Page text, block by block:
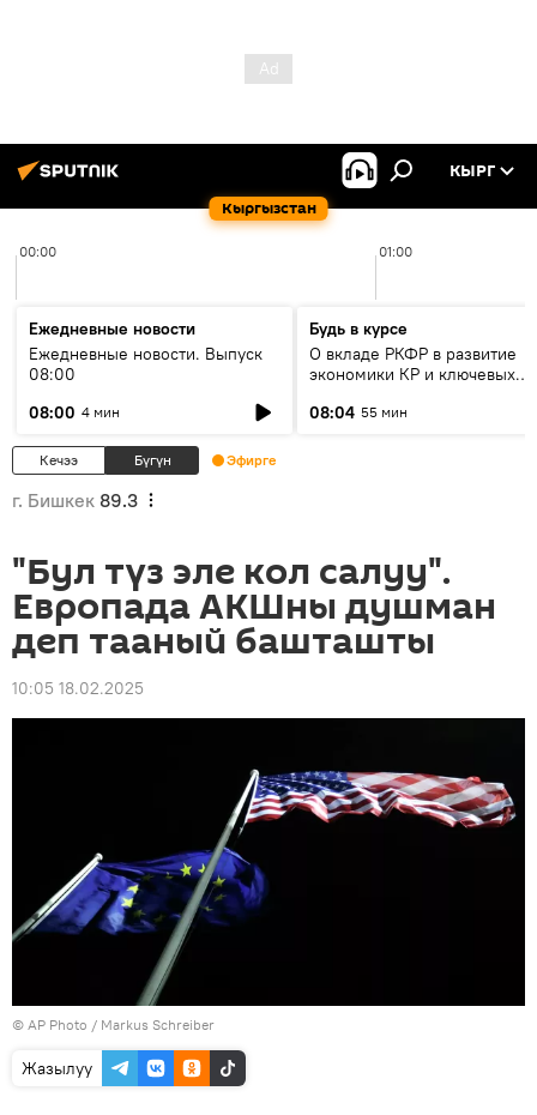
Кыргызстан
КЫРГ
00:00 01:00
Ежедневные новости
Ежедневные новости. Выпуск
08:00
08:00 4 мин
Будь в курсе
О вкладе РКФР в развитие
экономики КР и ключевых
08:04 55 мин
Кечээ Бүгүн Эфирге
г. Бишкек 89.3
"Бул түз эле кол салуу".
Европада АКШны душман
деп тааный башташты
10:05 18.02.2025
© AP Photo / Markus Schreiber
Жазылуу